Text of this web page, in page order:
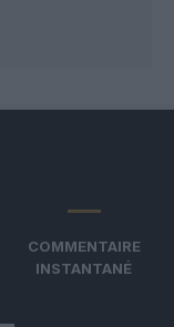
COMMENTAIRE
INSTANTANÉ